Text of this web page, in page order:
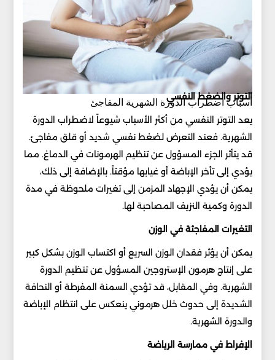
أسباب اضطراب الدورة الشهرية المفاجئ
التوتر والضغط النفسي
يعد التوتر النفسي من أكثر الأسباب شيوعاً لاضطراب الدورة
الشهرية. فعند التعرض لضغط نفسي شديد أو قلق مفاجئ.
قد يتأثر الجزء المسؤول عن تنظيم الهرمونات في الدماغ. مما
يؤدي إلى تأخر الإباضة أو غيابها مؤقتاً. بالإضافة إلى ذلك،
يمكن أن يؤدي الإجهاد المزمن إلى تغيرات ملحوظة في مدة
الدورة وكمية النزيف المصاحبة لها.
التغيرات المفاجئة في الوزن
يمكن أن يؤثر فقدان الوزن السريع أو اكتساب الوزن بشكل كبير
على إنتاج هرمون الإستروجين المسؤول عن تنظيم الدورة
الشهرية. وفي المقابل، قد تؤدي السمنة المفرطة أو النحافة
الشديدة إلى حدوث خلل هرموني ينعكس على انتظام الإباضة
والدورة الشهرية.
الإفراط في ممارسة الرياضة